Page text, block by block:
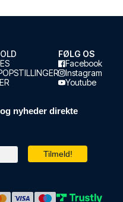
FØLG OS
Facebook
Instagram
Youtube
nyheder direkte